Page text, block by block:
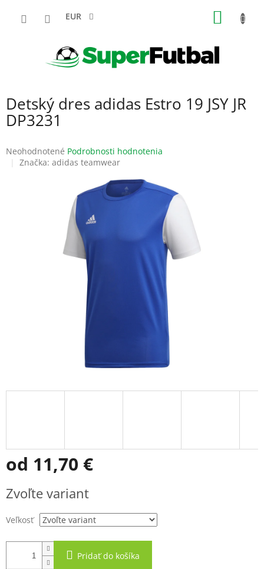
EUR
Detský dres adidas Estro 19 JSY JR
DP3231
Priemerné
hodnotenie
Neohodnotené Podrobnosti hodnotenia
Značka: adidas teamwear
od 11,70 €
cena:
Zvoľte variant
Veľkosť
Pridať do košíka